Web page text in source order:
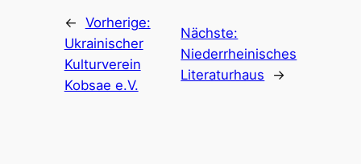
← Vorherige:
Ukrainischer
Kulturverein
Kobsae e.V.
Nächste:
Niederrheinisches
Literaturhaus
→